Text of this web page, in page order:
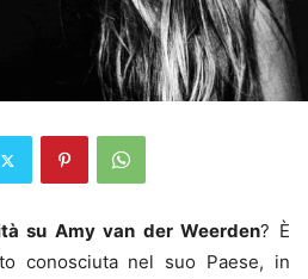
su Amy van der Weerden? È
conosciuta nel suo Paese, in